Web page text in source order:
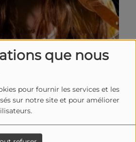
que nous
pour fournir les services et les
sur notre site et pour améliorer